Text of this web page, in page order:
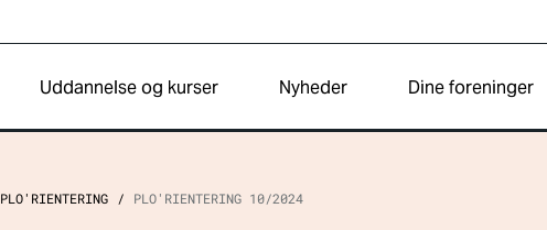
Uddannelse og kurser Nyheder Dine foreninger
PLO'RIENTERING PLO'RIENTERING 10/2024